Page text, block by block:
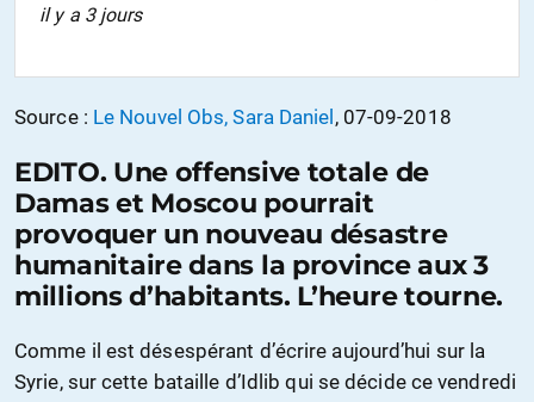
il y a 3 jours
Source : Le Nouvel Obs, Sara Daniel , 07-09-2018
EDITO. Une offensive totale de
Damas et Moscou pourrait
provoquer un nouveau désastre
humanitaire dans la province aux 3
millions d’habitants. L’heure tourne.
Comme il est désespérant d’écrire aujourd’hui sur la
Syrie, sur cette bataille d’Idlib qui se décide ce vendredi